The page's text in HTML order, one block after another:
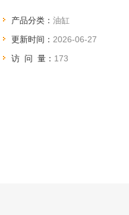
产品分类： 油缸
更新时间： 2026-06-27
访 问 量： 173